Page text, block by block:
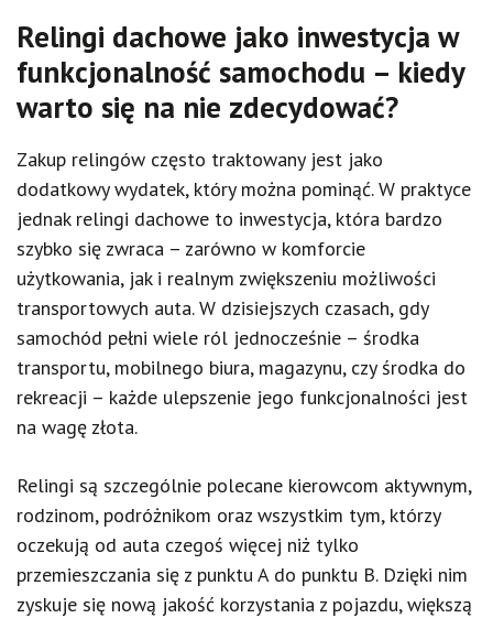
Relingi dachowe jako inwestycja w
funkcjonalność samochodu – kiedy
warto się na nie zdecydować?
Zakup relingów często traktowany jest jako
dodatkowy wydatek, który można pominąć. W praktyce
jednak relingi dachowe to inwestycja, która bardzo
szybko się zwraca – zarówno w komforcie
użytkowania, jak i realnym zwiększeniu możliwości
transportowych auta. W dzisiejszych czasach, gdy
samochód pełni wiele ról jednocześnie – środka
transportu, mobilnego biura, magazynu, czy środka do
rekreacji – każde ulepszenie jego funkcjonalności jest
na wagę złota.
Relingi są szczególnie polecane kierowcom aktywnym,
rodzinom, podróżnikom oraz wszystkim tym, którzy
oczekują od auta czegoś więcej niż tylko
przemieszczania się z punktu A do punktu B. Dzięki nim
zyskuje się nową jakość korzystania z pojazdu, większą